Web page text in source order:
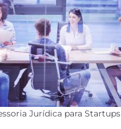
Jurídica para Startups